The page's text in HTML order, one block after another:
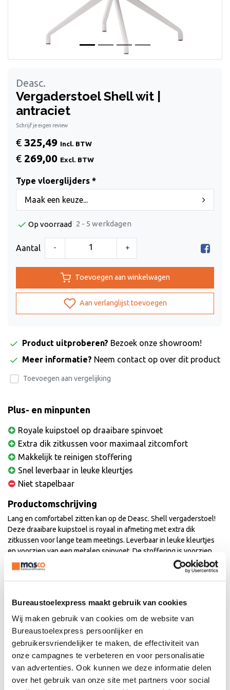
Bureaustoelexpress maakt gebruik van cookies
Wij maken gebruik van cookies om de website van
Bureaustoelexpress persoonlijker en
gebruikersvriendelijker te maken, de effectiviteit van
onze campagnes te verbeteren en voor personalisatie
van advertenties. Ook kunnen we deze informatie delen
over het gebruik van onze site met partners voor social
Deasc.
Vergaderstoel Shell wit |
antraciet
Schrijf je eigen review
€ 325,49 Incl. BTW
€ 269,00 Excl. BTW
Type vloerglijders *
Maak een keuze...
Op voorraad 2 - 5 werkdagen
Aantal - +
Toevoegen aan winkelwagen
Aan verlanglijst toevoegen
Product uitproberen? Bezoek onze showroom!
Meer informatie? Neem contact op over dit product
Toevoegen aan vergelijking
Plus- en minpunten
Royale kuipstoel op draaibare spinvoet
Extra dik zitkussen voor maximaal zitcomfort
Makkelijk te reinigen stoffering
Snel leverbaar in leuke kleurtjes
Niet stapelbaar
Productomschrijving
Lang en comfortabel zitten kan op de Deasc. Shell vergaderstoel!
Deze draaibare kuipstoel is royaal in afmeting met extra dik
zitkussen voor lange team meetings. Leverbaar in leuke kleurtjes
en voorzien van een metalen spinvoet. De stoffering is voorzien
van care & clean. Dat betekend dat vuil eenvoudig is te verwijderen
met een microvezeldoek en koud water.
Waarom kiezen voor
vergaderstoel Shell?
Met meer dan 30 jaar ervaring is een ding zeker. Wij hebben heel
veel vergaderstoelen gezien, getest en vergeleken. Hieronder de
Gevormde rugleuning: wat je niet wil is een rechte rug zonder